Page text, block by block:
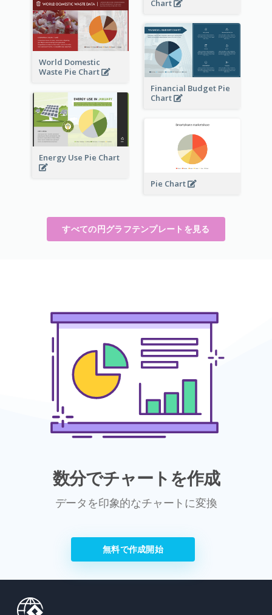
Chart
World Domestic
Waste Pie Chart
Financial Budget Pie
Chart
Energy Use Pie Chart
Pie Chart
すべての円グラフテンプレートを見る
数分でチャートを作成
データを印象的なチャートに変換
無料で作成開始